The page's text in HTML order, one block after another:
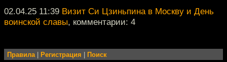
02.04.25 11:39 Визит Си Цзиньпина в Москву и День
воинской славы, комментарии: 4
Правила| Регистрация Поиск